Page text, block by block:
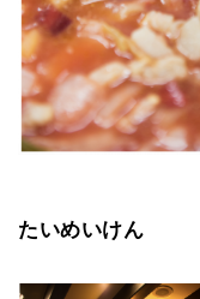
たいめいけん